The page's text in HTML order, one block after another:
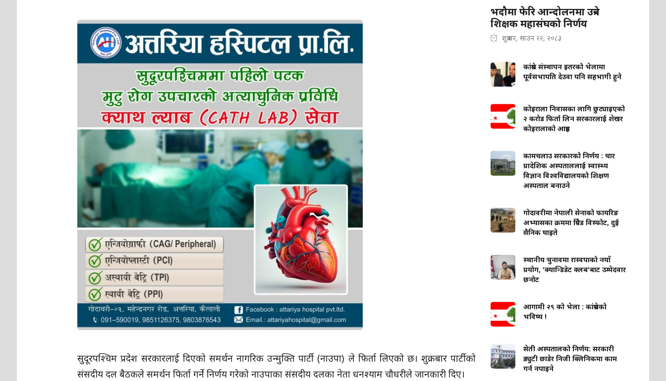
सुदूरपश्चिम प्रदेश सरकारलाई दिएको समर्थन नागरिक उन्मुक्ति पार्टी (नाउपा) ले फिर्ता लिएको छ। शुक्रबार पार्टीको
संसदीय दल बैठकले समर्थन फिर्ता गर्ने निर्णय गरेको नाउपाका संसदीय दलका नेता धनश्याम चौधरीले जानकारी दिए।
भदौमा फेरि आन्दोलनमा उत्रने
शिक्षक महासंघको निर्णय
शुक्रबार, साउन २२, २०८३
कांग्रेस संस्थापन इतरको भेलामा
पूर्वसभापति देउवा पनि सहभागी हुने
कोइराला निवासका लागि छुट्याइएको
२ करोड फिर्ता लिन सरकारलाई शेखर
कोइरालाको आग्रह
कामचलाउ सरकारको निर्णय : चार
प्रादेशिक अस्पताललाई स्वास्थ्य
विज्ञान विश्वविद्यालयको शिक्षण
अस्पताल बनाउने
गोदावरीमा नेपाली सेनाको फायरिङ
अभ्यासका क्रममा ग्रिनेड विस्फोट, दुई
सैनिक घाइते
स्थानीय चुनावमा रास्वपाको नयाँ
प्रयोग, 'क्यान्डिडेट क्लब'बाट उम्मेदवार
छनोट
आगामी २९ को भेला : कांग्रेसको
भविष्य !
सेती अस्पतालको निर्णय: सरकारी
ड्युटी छाडेर निजी क्लिनिकमा काम
गर्न नपाइने